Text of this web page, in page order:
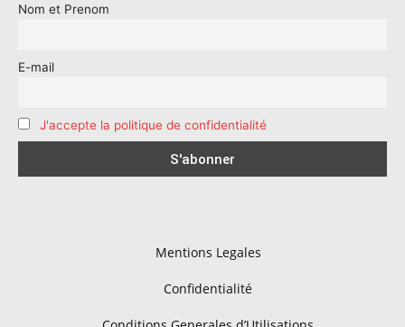
Nom et Prenom
E-mail
J'accepte la politique de confidentialité
Mentions Legales
Confidentialité